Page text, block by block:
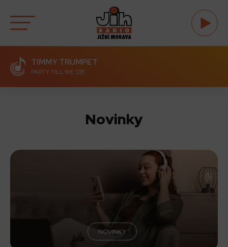
TIMMY TRUMPET
PARTY TILL WE DIE
Novinky
NOVINKY